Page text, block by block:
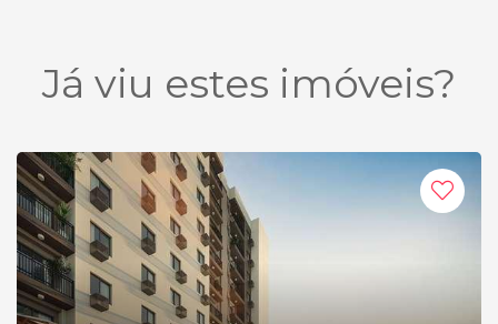
Já viu estes imóveis?